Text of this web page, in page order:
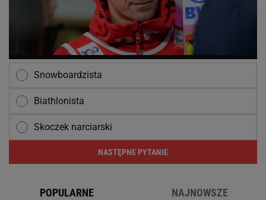
Snowboardzista
Biathlonista
Skoczek narciarski
NASTĘPNE PYTANIE
POPULARNE NAJNOWSZE